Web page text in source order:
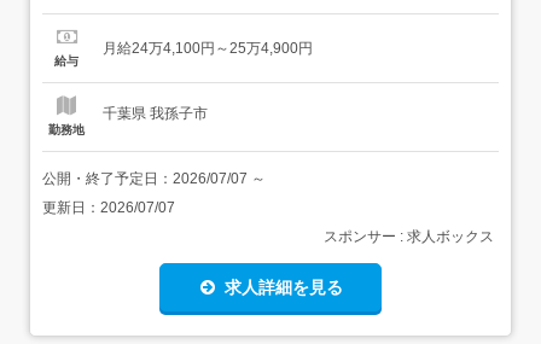
勤の可能性あり(法人内事業所) 【経験・資格】<応募要件>
の方は18歳以上(深夜就労があるため)介護記録などの情報
給与
月給24万4,100円～25万4,900円
勤務地
千葉県 我孫子市
公開・終了予定日： 2026/07/07 ～
更新日： 2026/07/07
スポンサー : 求人ボックス
求人詳細を見る